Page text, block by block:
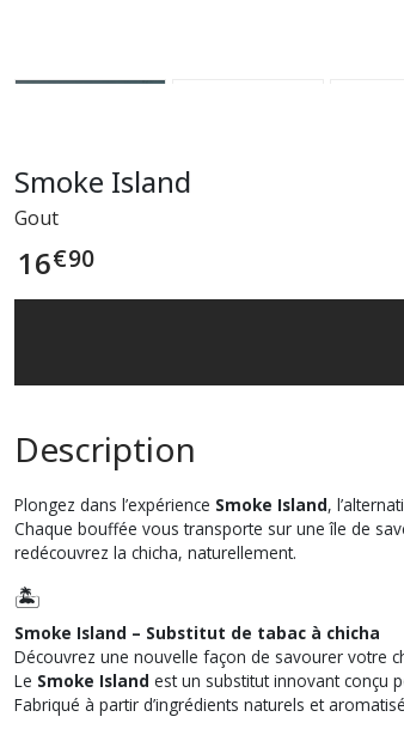
Smoke Island
Gout
16€90
Description
Plongez dans l’expérience Smoke Island,
Chaque bouffée vous transporte sur une île de
redécouvrez la chicha, naturellement.
🏝️
Smoke Island – Substitut de tabac à chicha
Découvrez une nouvelle façon de savourer votre
Le Smoke Island est un substitut innovant conçu
Fabriqué à partir d’ingrédients naturels et